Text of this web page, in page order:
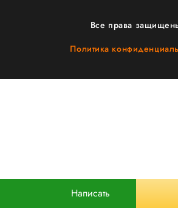
Все права
Политика
Написать